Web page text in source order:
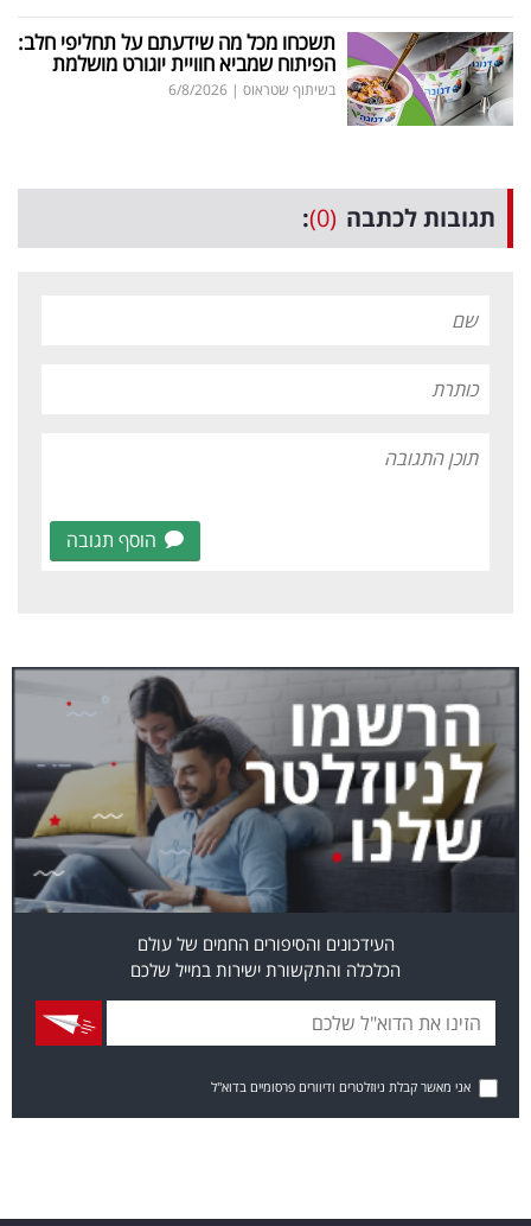
תשכחו מכל מה שידעתם על תחליפי חלב:
הפיתוח שמביא חוויית יוגורט מושלמת
בשיתוף שטראוס |
6/8/2026
תגובות לכתבה (0)
:
הוסף תגובה
העידכונים והסיפורים החמים של עולם
הכלכלה והתקשורת ישירות במייל שלכם
אני מאשר קבלת ניוזלטרים ודיוורים פרסומיים בדוא"ל